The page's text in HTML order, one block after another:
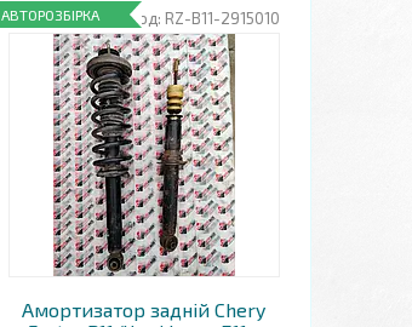
RZ-B11-2915010
АВТОРОЗБІРКА
Амортизатор задній Chery